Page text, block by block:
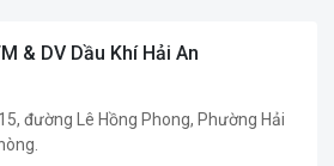
& DV Dầu Khí Hải An
đường Lê Hồng Phong, Phường Hải